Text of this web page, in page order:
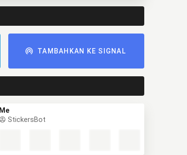
TAMBAHKAN KE SIGNAL
Me
StickersBot